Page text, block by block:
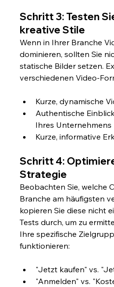
Schritt 3: Testen
kreative Stile
Wenn in Ihrer Branche
dominieren, sollten Sie
statische Bilder setzen.
verschiedenen Video-
Kurze, dynamische
Authentische
Ihres Unternehmens
Kurze, informative
Schritt 4:
Strategie
Beobachten Sie, welche
Branche am häufigsten
kopieren Sie diese nicht
Tests durch, um zu
Ihre spezifische
funktionieren:
"Jetzt kaufen" vs.
"Anmelden" vs.